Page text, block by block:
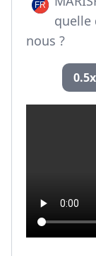
quelle
nous ?
0.5x